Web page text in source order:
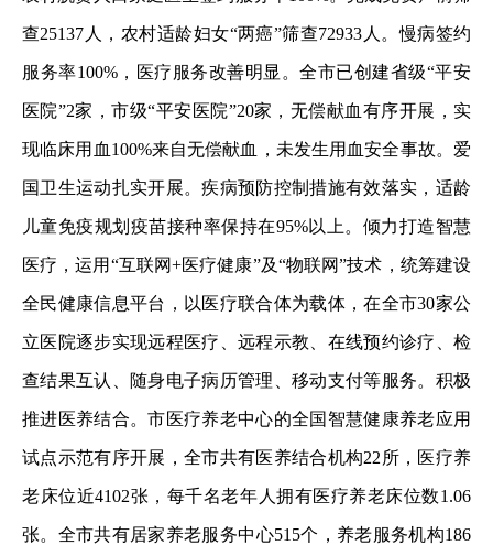
查25137人，农村适龄妇女“两癌”筛查72933人。慢病签约
服务率100%，医疗服务改善明显。全市已创建省级“平安
医院”2家，市级“平安医院”20家，无偿献血有序开展，实
现临床用血100%来自无偿献血，未发生用血安全事故。爱
国卫生运动扎实开展。疾病预防控制措施有效落实，适龄
儿童免疫规划疫苗接种率保持在95%以上。倾力打造智慧
医疗，运用“互联网+医疗健康”及“物联网”技术，统筹建设
全民健康信息平台，以医疗联合体为载体，在全市30家公
立医院逐步实现远程医疗、远程示教、在线预约诊疗、检
查结果互认、随身电子病历管理、移动支付等服务。积极
推进医养结合。市医疗养老中心的全国智慧健康养老应用
试点示范有序开展，全市共有医养结合机构22所，医疗养
老床位近4102张，每千名老年人拥有医疗养老床位数1.06
张。全市共有居家养老服务中心515个，养老服务机构186